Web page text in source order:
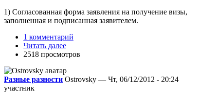
1) Согласованная форма заявления на получение визы,
заполненная и подписанная заявителем.
1 комментарий
Читать далее
2518 просмотров
Разные разности Ostrovsky — Чт, 06/12/2012 - 20:24
участник